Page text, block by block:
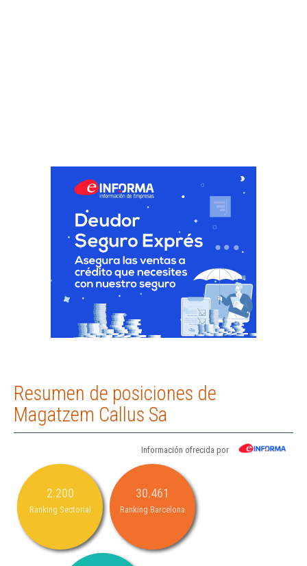
Resumen de posiciones de
Magatzem Callus Sa
Información ofrecida por
2.200
Ranking Sectorial
30.461
Ranking Barcelona